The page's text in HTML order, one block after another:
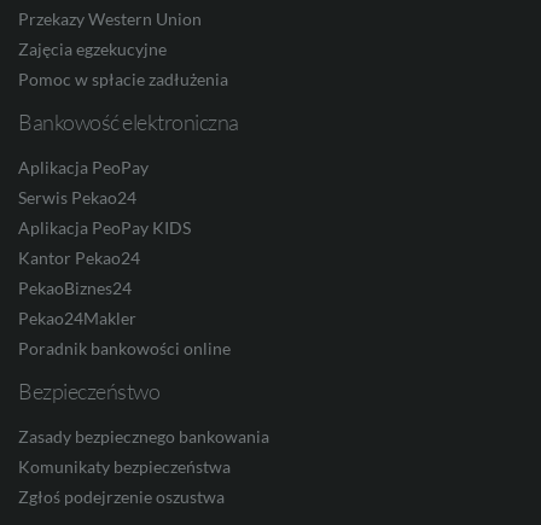
Przekazy Western Union
Zajęcia egzekucyjne
Pomoc w spłacie zadłużenia
Bankowość elektroniczna
Aplikacja PeoPay
Serwis Pekao24
Aplikacja PeoPay KIDS
Kantor Pekao24
PekaoBiznes24
Pekao24Makler
Poradnik bankowości online
Bezpieczeństwo
Zasady bezpiecznego bankowania
Komunikaty bezpieczeństwa
Zgłoś podejrzenie oszustwa